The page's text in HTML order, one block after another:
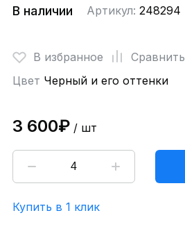
В наличии Артикул: 248294
В избранное Сравнить
Цвет Черный и его оттенки
3 600₽/ шт
Купить в 1 клик